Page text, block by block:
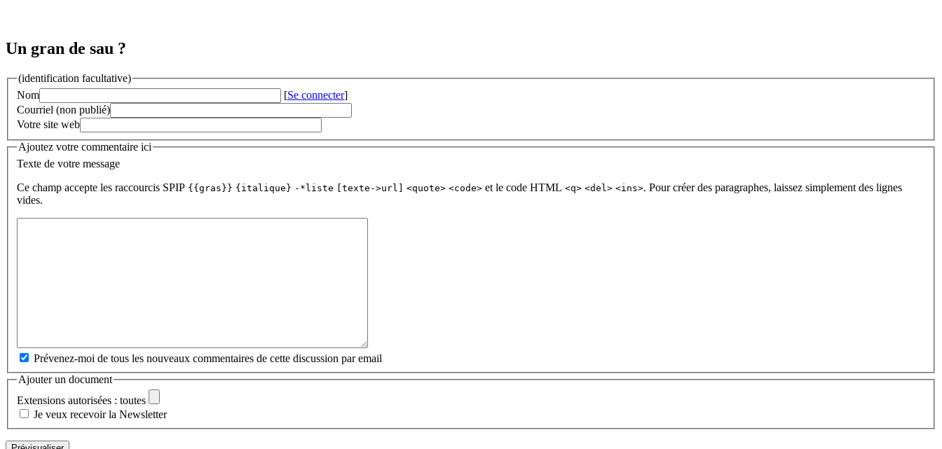
Un gran de sau ?
(identification facultative)
Nom
[Se connecter]
Courriel (non publié)
Votre site web
Ajoutez votre commentaire ici
Texte de votre message
Ce champ accepte les raccourcis SPIP {{gras}} {italique} -*liste [texte->url] <quote> <code> et le code HTML <q> <del> <ins>. Pour créer des paragraphes, laissez simplement des lignes
vides.
Prévenez-moi de tous les nouveaux commentaires de cette discussion par email
Ajouter un document
Extensions autorisées : toutes
Je veux recevoir la Newsletter